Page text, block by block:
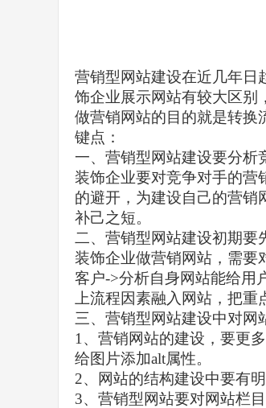
营销型网站建设在近几年日
饰企业展示网站有较大区别
做营销网站的目的就是转换
键点：
一、营销型网站建设要分析
装饰企业要对竞争对手的营
的避开，为建设自己的营销
补己之短。
二、营销型网站建设初期要
装饰企业做营销网站，需要
客户->分析自身网站能给用
上流程因素融入网站，把重
三、营销型网站建设中对网
1 、营销网站的建设，要更
给图片添加alt属性。
2、网站的结构建设中要有
3、营销型网站要对网站栏